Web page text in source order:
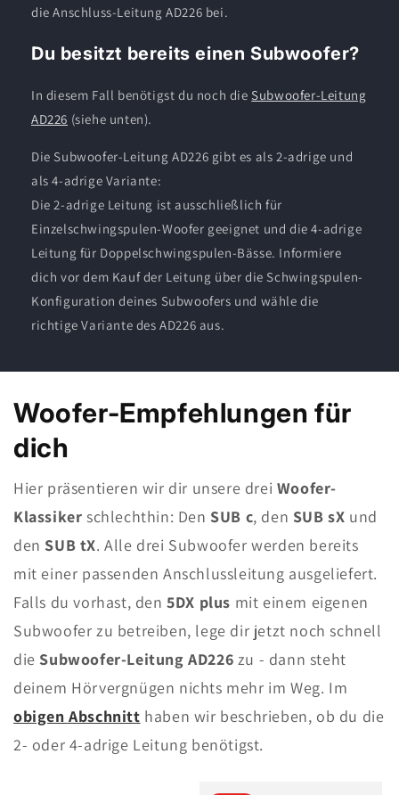
die Anschluss-Leitung AD226 bei.
Du besitzt bereits einen Subwoofer?
In diesem Fall benötigst du noch die Subwoofer-Leitung
AD226 (siehe unten).
Die Subwoofer-Leitung AD226 gibt es als 2-adrige und
als 4-adrige Variante:
Die 2-adrige Leitung ist ausschließlich für
Einzelschwingspulen-Woofer geeignet und die 4-adrige
Leitung für Doppelschwingspulen-Bässe. Informiere
dich vor dem Kauf der Leitung über die Schwingspulen-
Konfiguration deines Subwoofers und wähle die
richtige Variante des AD226 aus.
Woofer-Empfehlungen für
dich
Hier präsentieren wir dir unsere drei Woofer-
Klassiker schlechthin: Den SUB c, den SUB sX und
den SUB tX. Alle drei Subwoofer werden bereits
mit einer passenden Anschlussleitung ausgeliefert.
Falls du vorhast, den5DX plus mit einem eigenen
Subwoofer zu betreiben, lege dir jetzt noch schnell
die Subwoofer-Leitung AD226 zu - dann steht
deinem Hörvergnügen nichts mehr im Weg. Im
obigen Abschnitt haben wir beschrieben, ob du die
2- oder 4-adrige Leitung benötigst.